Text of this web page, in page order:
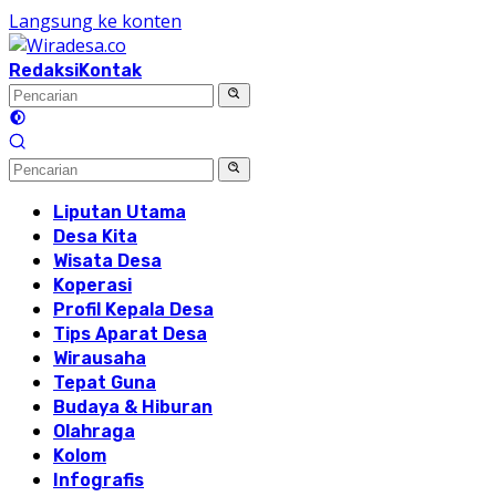
Langsung ke konten
RedaksiKontak
Liputan Utama
Desa Kita
Wisata Desa
Koperasi
Profil Kepala Desa
Tips Aparat Desa
Wirausaha
Tepat Guna
Budaya & Hiburan
Olahraga
Kolom
Infografis